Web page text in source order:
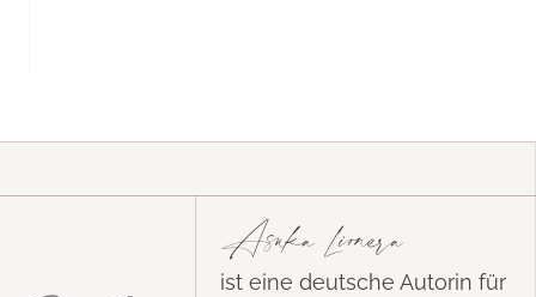
Asuka Lionera
ist eine deutsche Autorin für